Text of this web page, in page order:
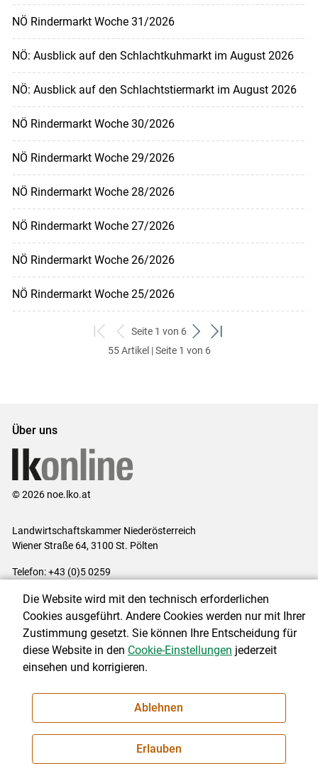
NÖ Rindermarkt Woche 31/2026
NÖ: Ausblick auf den Schlachtkuhmarkt im August 2026
NÖ: Ausblick auf den Schlachtstiermarkt im August 2026
NÖ Rindermarkt Woche 30/2026
NÖ Rindermarkt Woche 29/2026
NÖ Rindermarkt Woche 28/2026
NÖ Rindermarkt Woche 27/2026
NÖ Rindermarkt Woche 26/2026
NÖ Rindermarkt Woche 25/2026
zum
ersten
zurück
zum
Seite 1 von 6
weiter
zum
zum
55 Artikel | Seite 1 von 6
Über uns
© 2026 noe.lko.at
Landwirtschaftskammer Niederösterreich
Wiener Straße 64, 3100 St. Pölten
Telefon: +43 (0)5 0259
Impressum|Kontakt|Datenschutzerklärung|Barrierefreiheit|
Cookie-Einstellungen
NEWSLETTER
Die Website wird mit den technisch erforderlichen
Cookies ausgeführt. Andere Cookies werden nur mit Ihrer
Zustimmung gesetzt. Sie können Ihre Entscheidung für
diese Website in den Cookie-Einstellungen jederzeit
einsehen und korrigieren.
Ablehnen
Erlauben